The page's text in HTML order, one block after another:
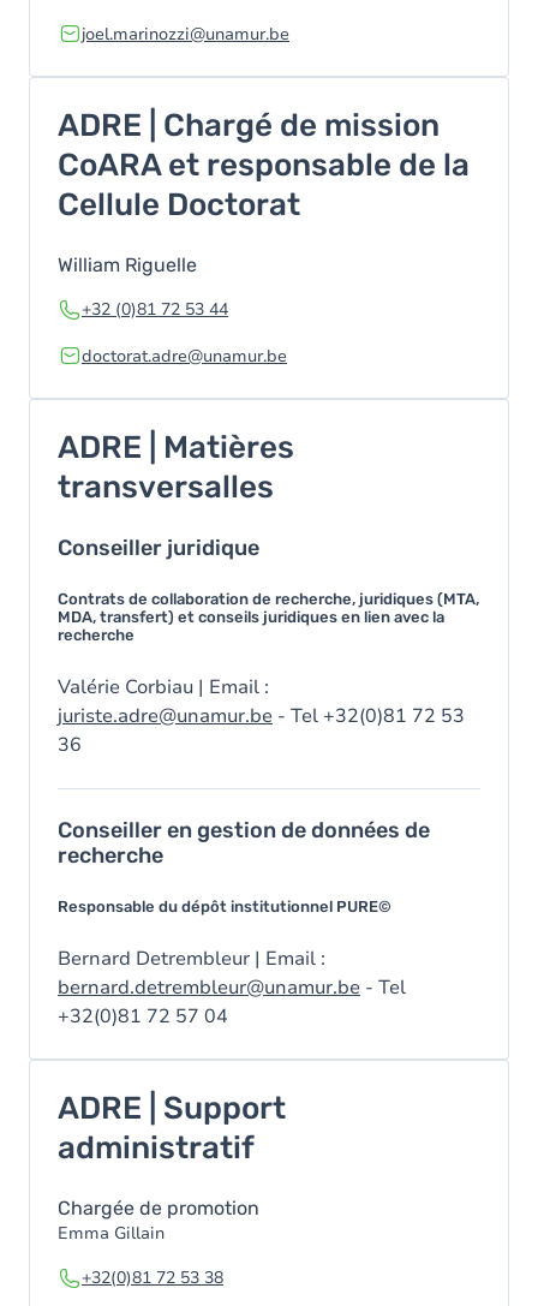
joel.marinozzi@unamur.be
ADRE | Chargé de mission
CoARA et responsable de la
Cellule Doctorat
William Riguelle
+32 (0)81 72 53 44
doctorat.adre@unamur.be
ADRE | Matières
transversalles
Conseiller juridique
Contrats de collaboration de recherche, juridiques (MTA,
MDA, transfert) et conseils juridiques en lien avec la
recherche
Valérie Corbiau | Email :
juriste.adre@unamur.be - Tel +32(0)81 72 53
36
Conseiller en gestion de données de
recherche
Responsable du dépôt institutionnel PURE©
Bernard Detrembleur | Email :
bernard.detrembleur@unamur.be - Tel
+32(0)81 72 57 04
ADRE | Support
administratif
Chargée de promotion
Emma Gillain
+32(0)81 72 53 38